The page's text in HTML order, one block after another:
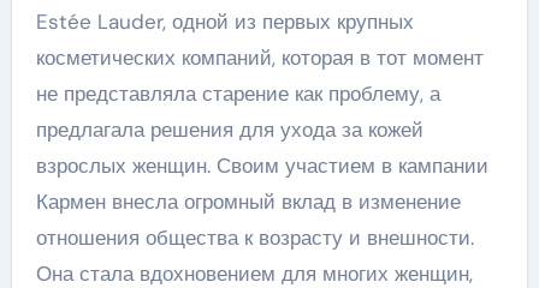
Estée Lauder, одной из первых крупных
косметических компаний, которая в тот момент
не представляла старение как проблему, а
предлагала решения для ухода за кожей
взрослых женщин. Своим участием в кампании
Кармен внесла огромный вклад в изменение
отношения общества к возрасту и внешности.
Она стала вдохновением для многих женщин,